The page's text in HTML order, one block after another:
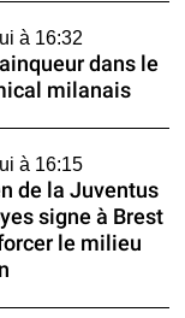
à 16:32
dans le
milanais
à 16:15
de la Juventus
signe à Brest
le milieu